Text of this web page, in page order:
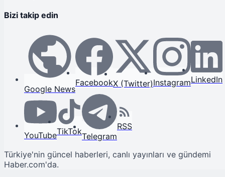
Bizi takip edin
Google News
FacebookX (Twitter)InstagramLinkedIn
YouTubeTikTokTelegram
RSS
Türkiye'nin güncel haberleri, canlı yayınları ve gündemi
Haber.com'da.